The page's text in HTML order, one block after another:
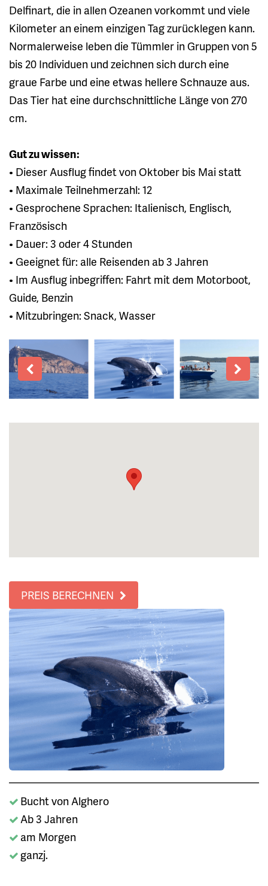
Delfinart, die in allen Ozeanen vorkommt und viele
Kilometer an einem einzigen Tag zurücklegen kann.
Normalerweise leben die Tümmler in Gruppen von 5
bis 20 Individuen und zeichnen sich durch eine
graue Farbe und eine etwas hellere Schnauze aus.
Das Tier hat eine durchschnittliche Länge von 270
cm.
Gut zu wissen:
• Dieser Ausflug findet von Oktober bis Mai statt
• Maximale Teilnehmerzahl: 12
• Gesprochene Sprachen: Italienisch, Englisch,
Französisch
• Dauer: 3 oder 4 Stunden
• Geeignet für: alle Reisenden ab 3 Jahren
• Im Ausflug inbegriffen: Fahrt mit dem Motorboot,
Guide, Benzin
• Mitzubringen: Snack, Wasser
PREIS BERECHNEN
Bucht von Alghero
Ab 3 Jahren
am Morgen
ganzj.